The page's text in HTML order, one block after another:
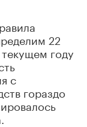
22
году
с
гораздо